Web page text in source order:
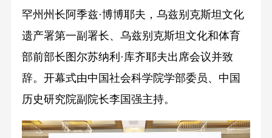
罕州州长阿季兹·博博耶夫，乌兹别克斯坦文化
遗产署第一副署长、乌兹别克斯坦文化和体育
部前部长图尔苏纳利·库齐耶夫出席会议并致
辞。开幕式由中国社会科学院学部委员、中国
历史研究院副院长李国强主持。